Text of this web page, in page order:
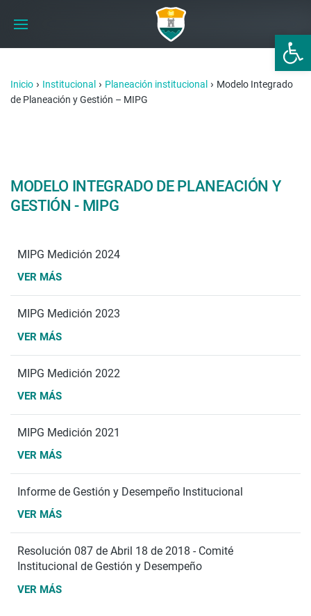
Abrir
Inicio › Institucional › Planeación institucional › Modelo Integrado
de Planeación y Gestión – MIPG
MODELO INTEGRADO DE PLANEACIÓN Y
GESTIÓN - MIPG
MIPG Medición 2024
VER MÁS
MIPG Medición 2023
VER MÁS
MIPG Medición 2022
VER MÁS
MIPG Medición 2021
VER MÁS
Informe de Gestión y Desempeño Institucional
VER MÁS
Resolución 087 de Abril 18 de 2018 - Comité
Institucional de Gestión y Desempeño
VER MÁS